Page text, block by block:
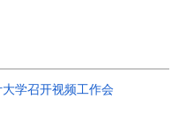
学召开视频工作会